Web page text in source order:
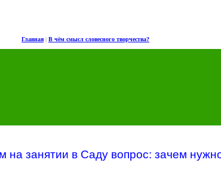
Главная | В чём смысл словесного творчества?
на занятии в Саду вопрос: зачем